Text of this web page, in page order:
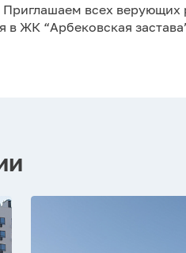
всех верующих
в ЖК “Арбековская